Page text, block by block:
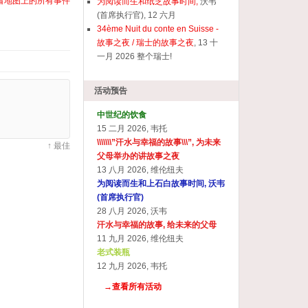
↑ 最佳
(首席执行官), 12 六月
34ème Nuit du conte en Suisse -
故事之夜 / 瑞士的故事之夜, 13 十
一月 2026 整个瑞士!
活动预告
中世纪的饮食
15 二月 2026, 韦托
\\\\\\\”汗水与幸福的故事\\\”, 为未来
父母举办的讲故事之夜
13 八月 2026, 维伦纽夫
为阅读而生和上石白故事时间, 沃韦
(首席执行官)
28 八月 2026, 沃韦
汗水与幸福的故事, 给未来的父母
11 九月 2026, 维伦纽夫
老式装瓶
12 九月 2026, 韦托
→查看所有活动